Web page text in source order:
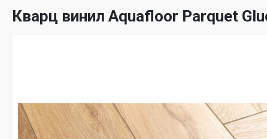
Кварц винил Aquafloor Parquet